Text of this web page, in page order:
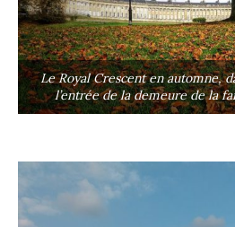
Le Royal Crescent en automne,
l’entrée de la demeure de la